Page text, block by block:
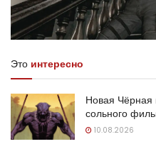
Это интересно
Новая Чёрная
сольного
10.08.2026